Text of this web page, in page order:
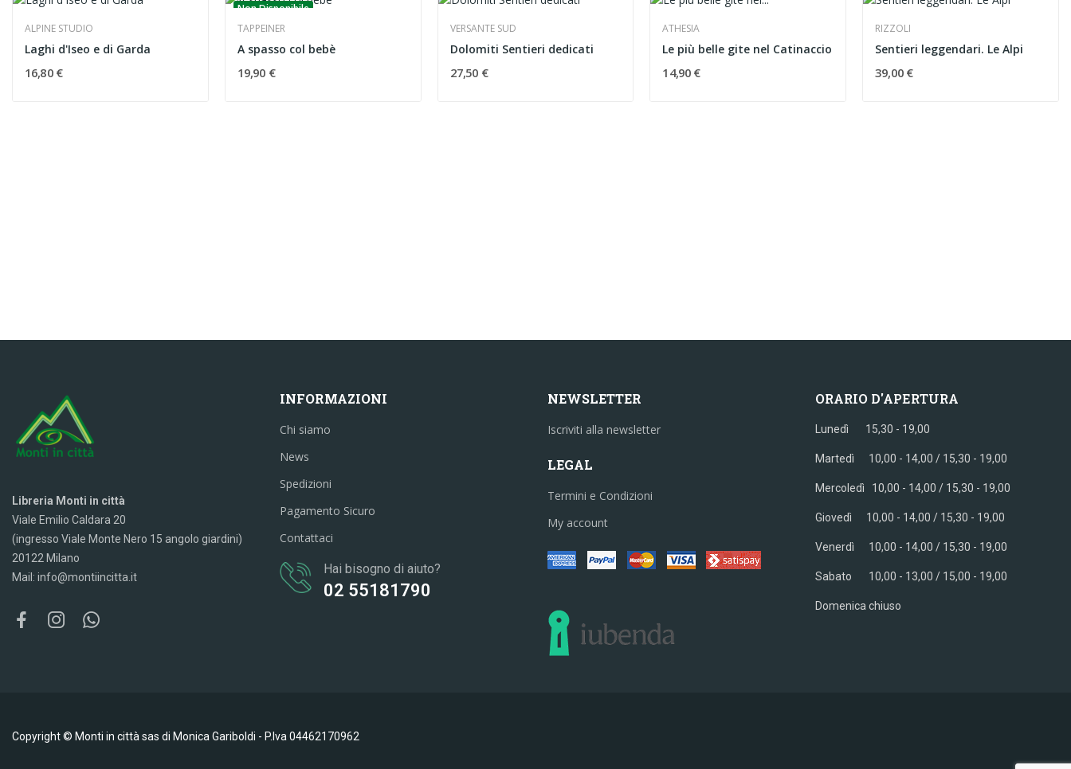
ALPINE STUDIO
Laghi d'Iseo e di Garda
16,80 €
Non Disponibile
TAPPEINER
A spasso col bebè
19,90 €
VERSANTE SUD
Dolomiti Sentieri dedicati
27,50 €
ATHESIA
Le più belle gite nel Catinaccio
14,90 €
RIZZOLI
Sentieri leggendari. Le Alpi
39,00 €
Libreria Monti in città
Viale Emilio Caldara 20
(ingresso Viale Monte Nero 15 angolo giardini)
20122 Milano
Mail: info@montiincitta.it
INFORMAZIONI
Chi siamo
News
Spedizioni
Pagamento Sicuro
Contattaci
Hai bisogno di aiuto?
02 55181790
NEWSLETTER
Iscriviti alla newsletter
LEGAL
Termini e Condizioni
My account
ORARIO D'APERTURA
Lunedì 15,30 - 19,00
Martedì 10,00 - 14,00 / 15,30 - 19,00
Mercoledì 10,00 - 14,00 / 15,30 - 19,00
Giovedì 10,00 - 14,00 / 15,30 - 19,00
Venerdì 10,00 - 14,00 / 15,30 - 19,00
Sabato 10,00 - 13,00 / 15,00 - 19,00
Domenica chiuso
Copyright © Monti in città sas di Monica Gariboldi - P.Iva 04462170962